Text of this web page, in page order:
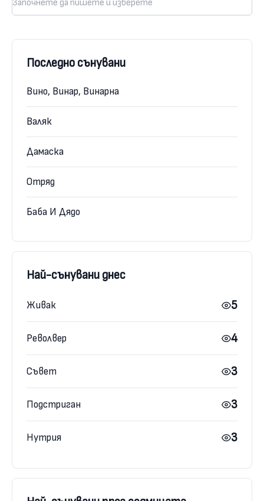
Последно сънувани
Вино, Винар, Винарна
Валяк
Дамаска
Отряд
Баба И Дядо
Най-сънувани днес
Живак 5
Револвер 4
Съвет 3
Подстриган 3
Нутрия 3